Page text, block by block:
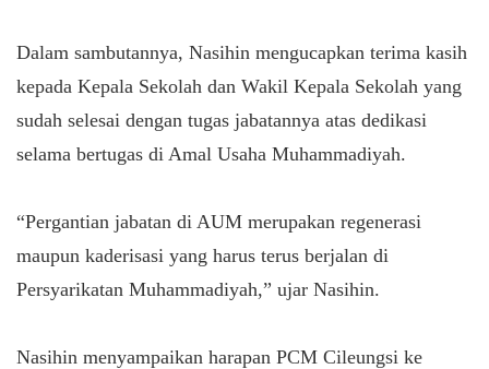
Dalam sambutannya, Nasihin mengucapkan terima kasih
kepada Kepala Sekolah dan Wakil Kepala Sekolah yang
sudah selesai dengan tugas jabatannya atas dedikasi
selama bertugas di Amal Usaha Muhammadiyah.
“Pergantian jabatan di AUM merupakan regenerasi
maupun kaderisasi yang harus terus berjalan di
Persyarikatan Muhammadiyah,” ujar Nasihin.
Nasihin menyampaikan harapan PCM Cileungsi ke